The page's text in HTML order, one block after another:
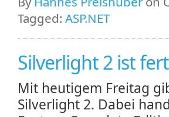
Tagged: ASP.NET
Silverlight 2 ist
Mit heutigem Freitag
Silverlight 2. Dabei